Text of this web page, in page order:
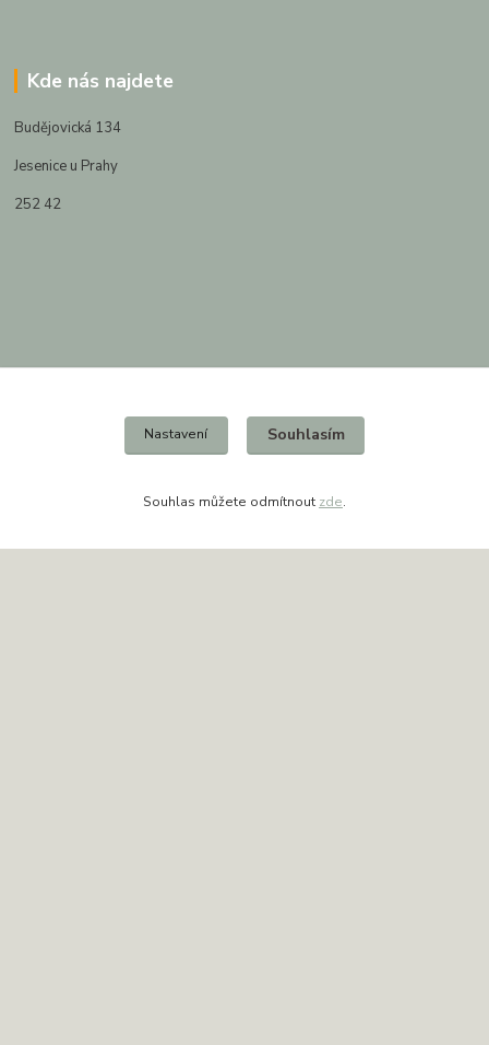
Kde nás najdete
Budějovická 134
Jesenice u Prahy
252 42
Nastavení Souhlasím
Souhlas můžete odmítnout zde.